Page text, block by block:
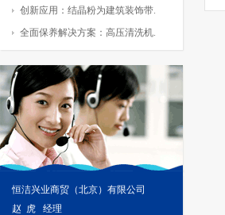
创新应用：结晶粉为建筑装饰带.
全面保养解决方案：高压清洗机.
恒洁兴业商贸（北京）有限公司
赵 虎 经理